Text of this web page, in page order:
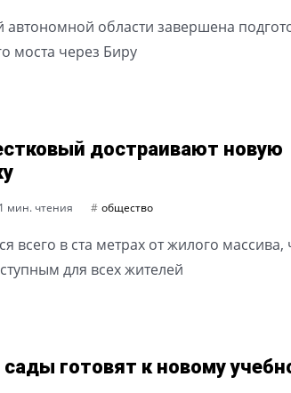
автономной области завершена
моста через Биру
достраивают новую
1 мин. чтения общество
всего в ста метрах от жилого массива,
для всех жителей
готовят к новому